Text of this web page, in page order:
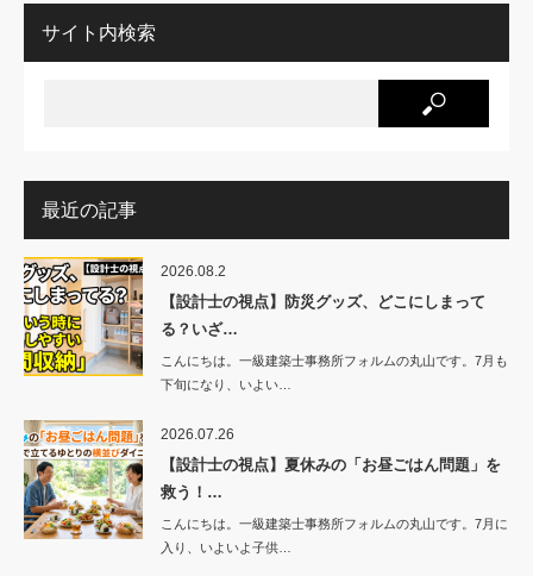
サイト内検索
最近の記事
2026.08.2
【設計士の視点】防災グッズ、どこにしまって
る？いざ…
こんにちは。一級建築士事務所フォルムの丸山です。7月も
下旬になり、いよい…
2026.07.26
【設計士の視点】夏休みの「お昼ごはん問題」を
救う！…
こんにちは。一級建築士事務所フォルムの丸山です。7月に
入り、いよいよ子供…